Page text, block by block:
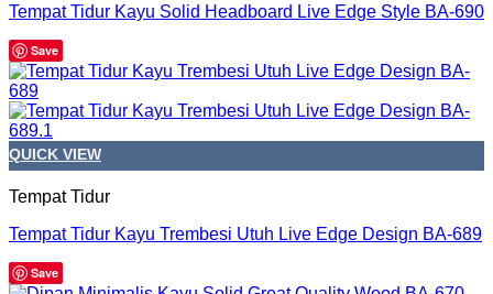
Tempat Tidur Kayu Solid Headboard Live Edge Style BA-690
Save
QUICK VIEW
Tempat Tidur
Tempat Tidur Kayu Trembesi Utuh Live Edge Design BA-689
Save